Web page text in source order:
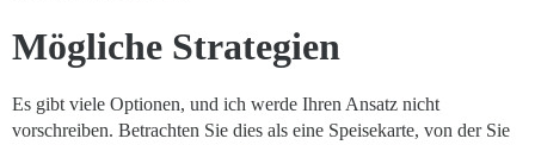
Mögliche Strategien
Es gibt viele Optionen, und ich werde Ihren Ansatz nicht
vorschreiben. Betrachten Sie dies als eine Speisekarte, von der Sie